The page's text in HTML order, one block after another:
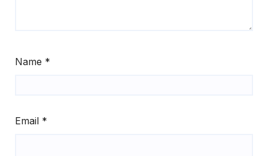
Name *
Email *